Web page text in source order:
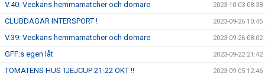
V.40: Veckans hemmamatcher och domare 2023-10-03 08:38
CLUBDAGAR INTERSPORT ! 2023-09-26 10:45
V.39: Veckans hemmamatcher och domare 2023-09-26 08:02
GFF:s egen låt 2023-09-22 21:42
TOMATENS HUS TJEJCUP 21-22 OKT !! 2023-09-05 12:46